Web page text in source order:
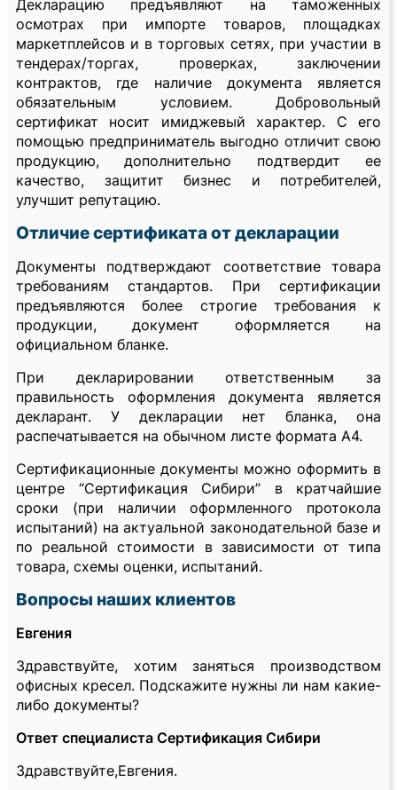
Декларацию предъявляют на таможенных
осмотрах при импорте товаров, площадках
маркетплейсов и в торговых сетях, при участии в
тендерах/торгах, проверках, заключении
контрактов, где наличие документа является
обязательным условием. Добровольный
сертификат носит имиджевый характер. С его
помощью предприниматель выгодно отличит свою
продукцию, дополнительно подтвердит ее
качество, защитит бизнес и потребителей,
улучшит репутацию.
Отличие сертификата от декларации
Документы подтверждают соответствие товара
требованиям стандартов. При сертификации
предъявляются более строгие требования к
продукции, документ оформляется на
официальном бланке.
При декларировании ответственным за
правильность оформления документа является
декларант. У декларации нет бланка, она
распечатывается на обычном листе формата А4.
Сертификационные документы можно оформить в
центре “Сертификация Сибири” в кратчайшие
сроки (при наличии оформленного протокола
испытаний) на актуальной законодательной базе и
по реальной стоимости в зависимости от типа
товара, схемы оценки, испытаний.
Вопросы наших клиентов
Евгения
Здравствуйте, хотим заняться производством
офисных кресел. Подскажите нужны ли нам какие-
либо документы?
Ответ специалиста Сертификация Сибири
Здравствуйте,Евгения.